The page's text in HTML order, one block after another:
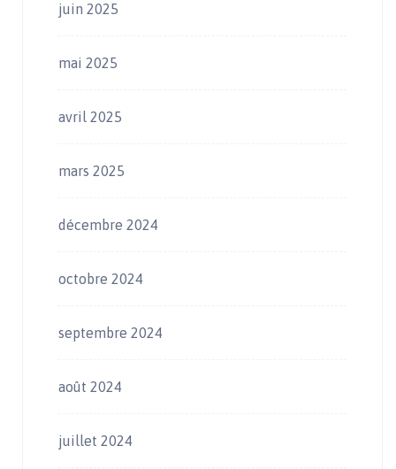
juin 2025
mai 2025
avril 2025
mars 2025
décembre 2024
octobre 2024
septembre 2024
août 2024
juillet 2024